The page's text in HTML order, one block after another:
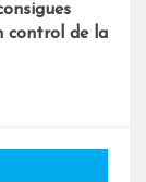
control de la